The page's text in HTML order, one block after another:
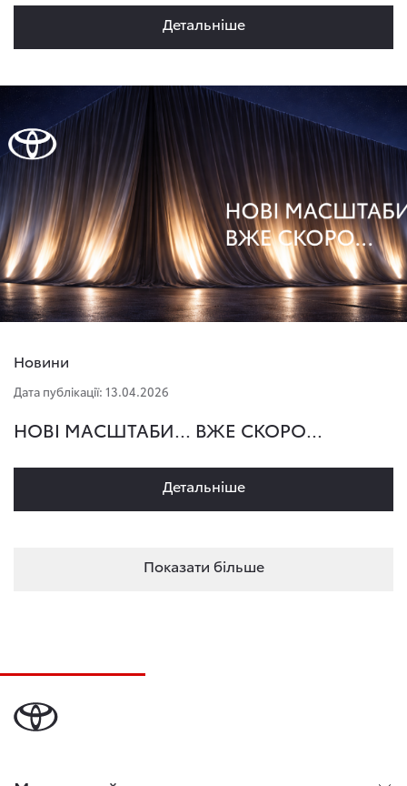
Детальнiше
Новини
Дата публікації: 13.04.2026
НОВІ МАСШТАБИ... ВЖЕ СКОРО...
Детальнiше
Показати більше